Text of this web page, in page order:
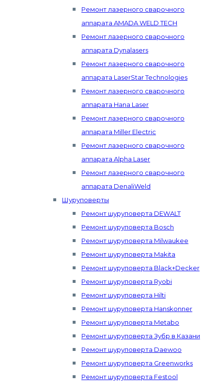
Ремонт лазерного сварочного
аппарата AMADA WELD TECH
Ремонт лазерного сварочного
аппарата Dynalasers
Ремонт лазерного сварочного
аппарата LaserStar Technologies
Ремонт лазерного сварочного
аппарата Hana Laser
Ремонт лазерного сварочного
аппарата Miller Electric
Ремонт лазерного сварочного
аппарата Alpha Laser
Ремонт лазерного сварочного
аппарата DenaliWeld
Шуруповерты
Ремонт шуруповерта DEWALT
Ремонт шуруповерта Bosch
Ремонт шуруповерта Milwaukee
Ремонт шуруповерта Makita
Ремонт шуруповерта Black+Decker
Ремонт шуруповерта Ryobi
Ремонт шуруповерта Hilti
Ремонт шуруповерта Hanskonner
Ремонт шуруповерта Metabo
Ремонт шуруповерта Зубр в Казани
Ремонт шуруповерта Daewoo
Ремонт шуруповерта Greenworks
Ремонт шуруповерта Festool